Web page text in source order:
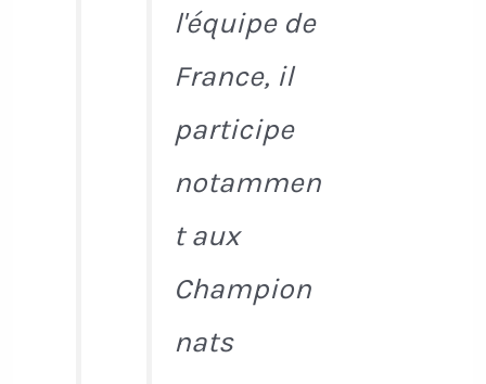
l'équipe de
France, il
participe
notammen
t aux
Champion
nats